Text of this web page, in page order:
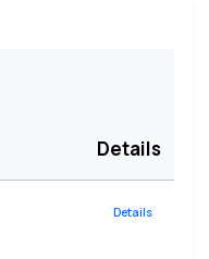
Details
Details